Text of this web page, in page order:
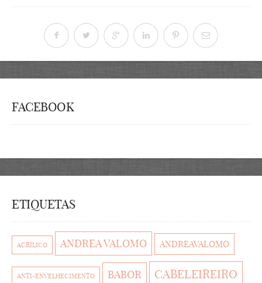
FACEBOOK
ETIQUETAS
ACRÍLICO ANDREA VALOMO ANDREAVALOMO
ANTI-ENVELHECIMENTO BABOR CABELEIREIRO